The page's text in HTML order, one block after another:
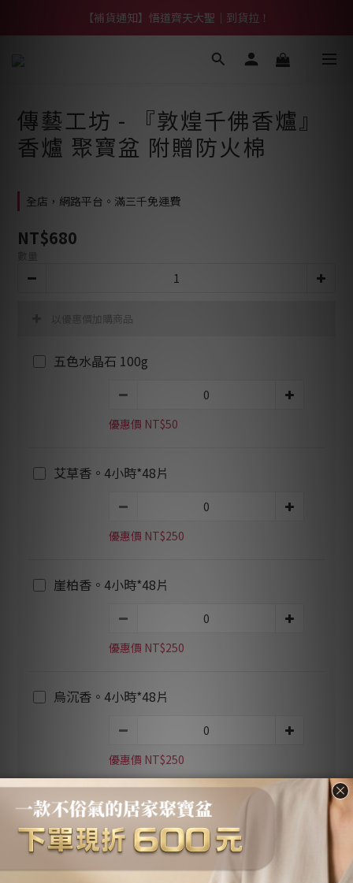
【熱門】馬上有系列！四種寶物幫你財運「轉」進來
【補貨通知】悟道齊天大聖｜到貨拉！
【熱門】馬上有系列！四種寶物幫你財運「轉」進來
傳藝工坊 - 『敦煌千佛香爐』
香爐 聚寶盆 附贈防火棉
全店，網路平台。滿三千免運費
NT$680
以優惠價加購商品
五色水晶石 100g
優惠價 NT$50
艾草香。4小時*48片
優惠價 NT$250
崖柏香。4小時*48片
優惠價 NT$250
烏沉香。4小時*48片
優惠價 NT$250
加入購物車 立即購買
加入追蹤清單